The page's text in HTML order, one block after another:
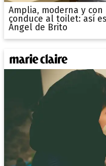
Amplia, moderna y
conduce al toilet: así
Ángel de Brito